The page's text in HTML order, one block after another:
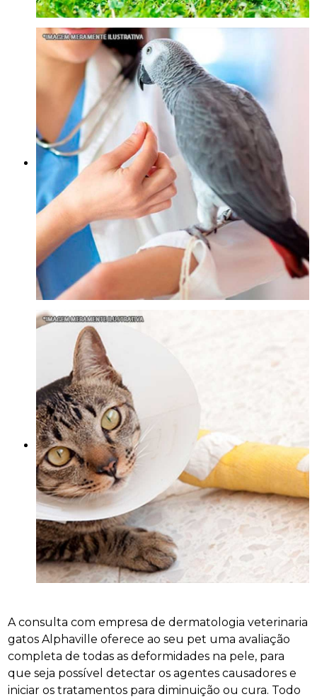
A consulta com empresa de dermatologia veterinaria
gatos Alphaville oferece ao seu pet uma avaliação
completa de todas as deformidades na pele, para
que seja possível detectar os agentes causadores e
iniciar os tratamentos para diminuição ou cura. Todo